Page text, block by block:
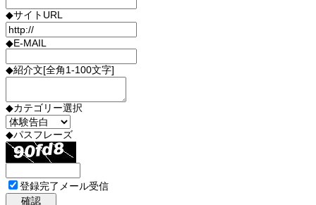
◆サイトURL
◆E-MAIL
◆紹介文[全角1-100文字]
◆カテゴリー選択
◆パスフレーズ
登録完了メール受信